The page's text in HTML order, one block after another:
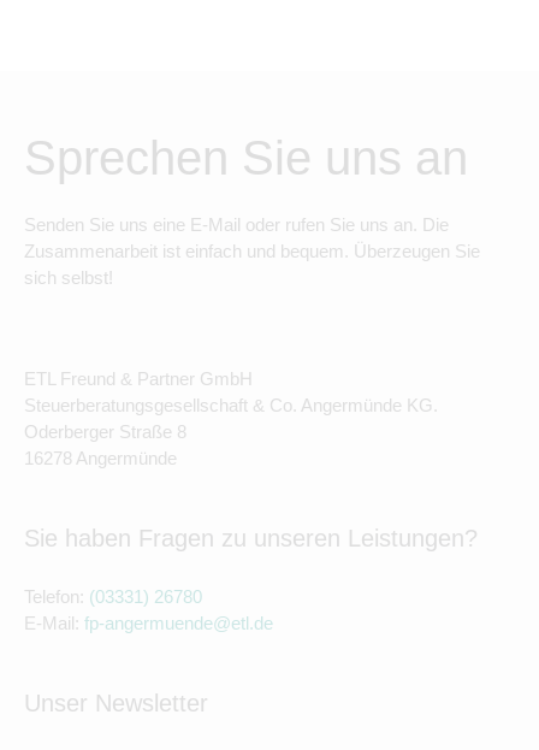
Sprechen Sie uns an
Senden Sie uns eine E-Mail oder rufen Sie uns an. Die
Zusammenarbeit ist einfach und bequem. Überzeugen Sie
sich selbst!
ETL Freund & Partner GmbH
Steuerberatungsgesellschaft & Co. Angermünde KG.
Oderberger Straße 8
16278 Angermünde
Sie haben Fragen zu unseren Leistungen?
Telefon: (03331) 26780
E-Mail: fp-angermuende@etl.de
Unser Newsletter